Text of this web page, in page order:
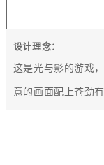
设计理念：
这是光与影的游戏
意的画面配上苍劲